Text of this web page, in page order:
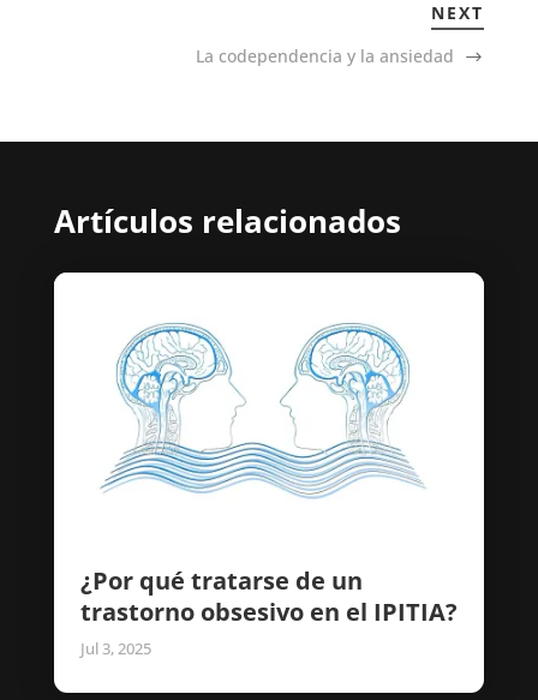
NEXT
La codependencia y la ansiedad
Artículos relacionados
¿Por qué tratarse de un
trastorno obsesivo en el IPITIA?
Jul 3, 2025